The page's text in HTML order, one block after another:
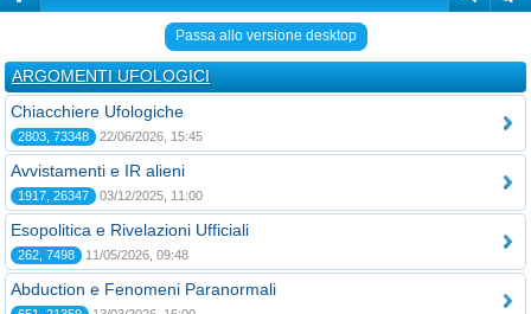
Passa allo versione desktop
ARGOMENTI UFOLOGICI
Chiacchiere Ufologiche
2803, 73348 22/06/2026, 15:45
Avvistamenti e IR alieni
1917, 26347 03/12/2025, 11:00
Esopolitica e Rivelazioni Ufficiali
262, 7498 11/05/2026, 09:48
Abduction e Fenomeni Paranormali